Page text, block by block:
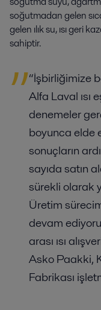
soğutmadan gelen
gelen ılık su, ısı geri
sahiptir.
“İşbirliğimize
Alfa Laval ısı
denemeler
boyunca elde
sonuçların
sayıda satın
sürekli olarak
Üretim
devam
arası ısı
Asko Paakki,
Fabrikası